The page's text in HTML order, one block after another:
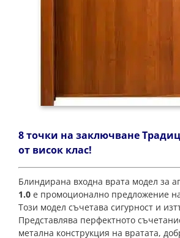
8 точки на заключване
от висок клас!
Блиндирана входна врата модел за
1.0 е промоционално предложение
Този модел съчетава сигурност и
Представлява перфектното
метална конструкция на вратата,